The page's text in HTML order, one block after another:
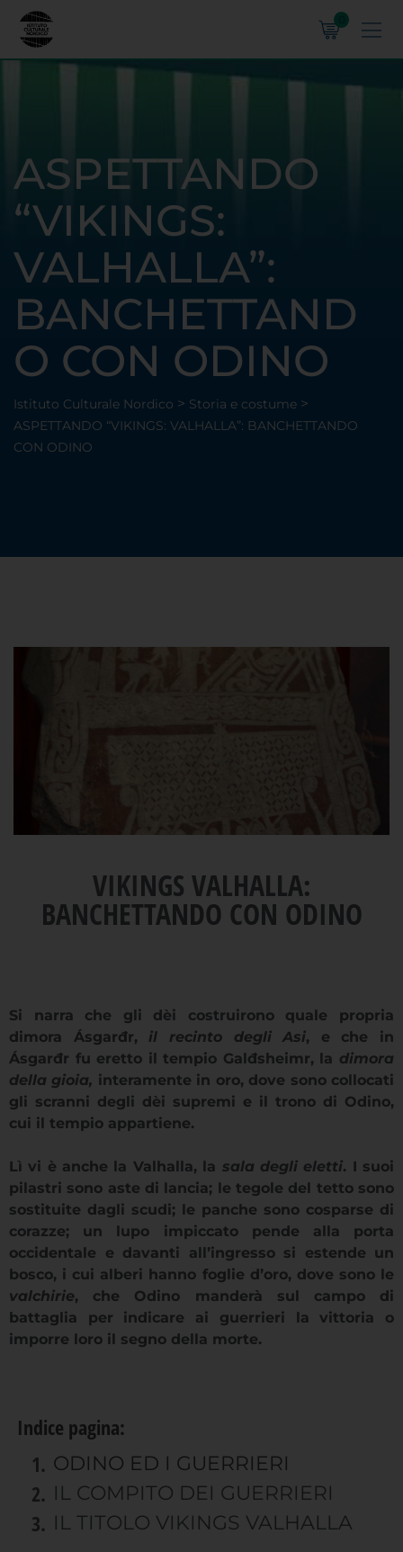
ASPETTANDO
“VIKINGS:
VALHALLA”:
BANCHETTAND
O CON ODINO
Istituto Culturale Nordico > Storia e costume >
ASPETTANDO “VIKINGS: VALHALLA”: BANCHETTANDO
CON ODINO
VIKINGS VALHALLA:
BANCHETTANDO CON ODINO
Si narra che gli dèi costruirono quale propria
dimora Ásgarđr, il recinto degli Asi, e che in
Ásgarđr fu eretto il tempio Galđsheimr, la dimora
della gioia, interamente in oro, dove sono collocati
gli scranni degli dèi supremi e il trono di Odino,
cui il tempio appartiene.
Lì vi è anche la Valhalla, la sala degli eletti. I suoi
pilastri sono aste di lancia; le tegole del tetto sono
sostituite dagli scudi; le panche sono cosparse di
corazze; un lupo impiccato pende alla porta
occidentale e davanti all’ingresso si estende un
bosco, i cui alberi hanno foglie d’oro, dove sono le
valchirie, che Odino manderà sul campo di
battaglia per indicare ai guerrieri la vittoria o
imporre loro il segno della morte.
Indice pagina:
ODINO ED I GUERRIERI
IL COMPITO DEI GUERRIERI
IL TITOLO VIKINGS VALHALLA